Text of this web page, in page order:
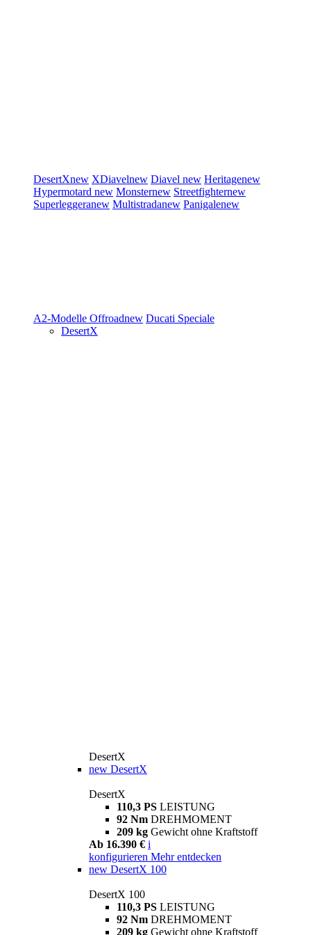
DesertXnew XDiavelnew Diavel new Heritagenew
Hypermotard new Monsternew Streetfighternew
Superleggeranew Multistradanew Panigalenew
A2-Modelle Offroadnew Ducati Speciale
DesertX
DesertX
new DesertX
DesertX
110,3 PS LEISTUNG
92 Nm DREHMOMENT
209 kg Gewicht ohne Kraftstoff
Ab 16.390 € i
konfigurieren Mehr entdecken
new DesertX 100
DesertX 100
110,3 PS LEISTUNG
92 Nm DREHMOMENT
209 kg Gewicht ohne Kraftstoff